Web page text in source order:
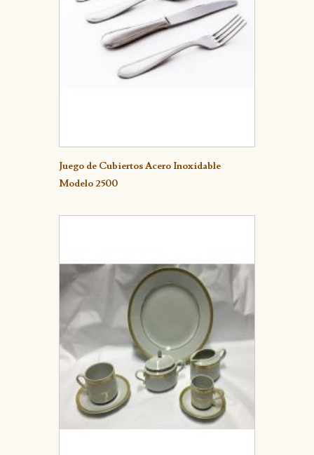
Detalle
Juego de Cubiertos Acero Inoxidable
Modelo 2500